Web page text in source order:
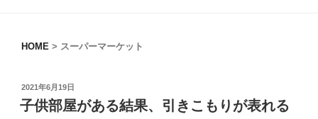
HOME > スーパーマーケット
投
稿
日:
2021年6月19日
子供部屋がある結果、引きこもりが表れる